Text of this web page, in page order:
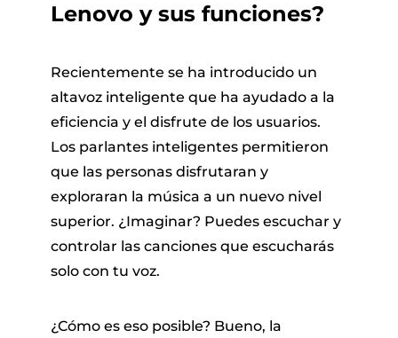
Lenovo y sus funciones?
Recientemente se ha introducido un
altavoz inteligente que ha ayudado a la
eficiencia y el disfrute de los usuarios.
Los parlantes inteligentes permitieron
que las personas disfrutaran y
exploraran la música a un nuevo nivel
superior. ¿Imaginar? Puedes escuchar y
controlar las canciones que escucharás
solo con tu voz.
¿Cómo es eso posible? Bueno, la